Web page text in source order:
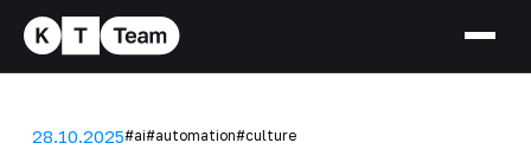
28.10.2025#ai#automation#culture